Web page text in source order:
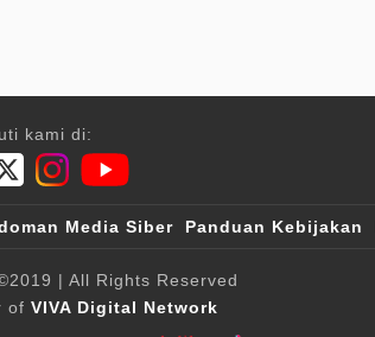
kami di:
Media Siber Panduan Kebijakan
| All Rights Reserved
of VIVA Digital Network